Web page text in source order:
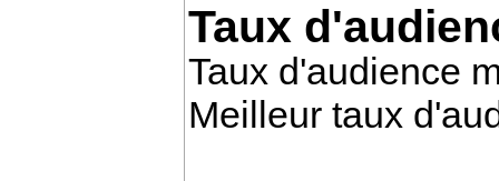
Taux
Taux d'audience
Meilleur taux